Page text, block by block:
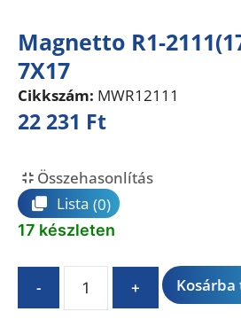
Magnetto R1-
7X17
Cikkszám: MWR12111
22 231 Ft
Összehasonlítás
Lista (0)
17 készleten
- + Kosárba